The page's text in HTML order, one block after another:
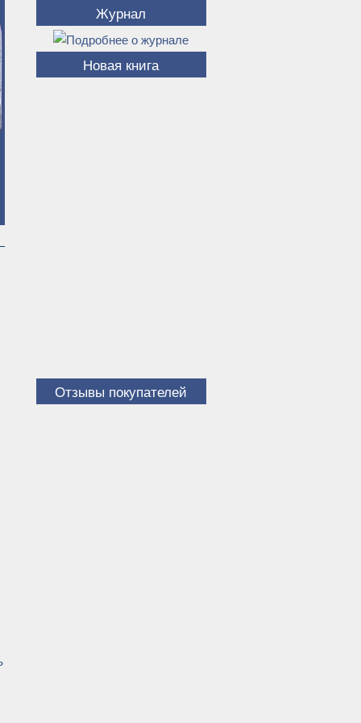
Журнал
Новая книга
Отзывы покупателей